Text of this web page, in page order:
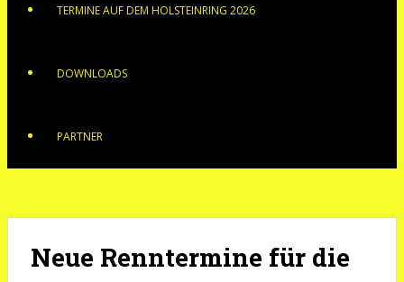
TERMINE AUF DEM HOLSTEINRING 2026
DOWNLOADS
PARTNER
Neue Renntermine für die